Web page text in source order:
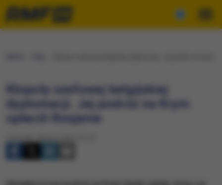
Kłopoty szefowej belgijskiej
dyplomacji. Jej podróż na Krym
opłacili Rosjanie